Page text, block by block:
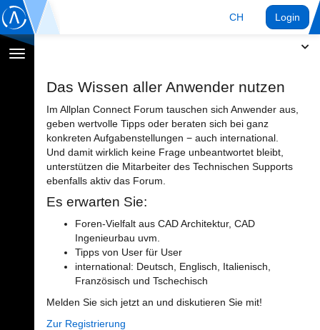
CH Login
Navigation
Das Wissen aller Anwender nutzen
Im Allplan Connect Forum tauschen sich Anwender aus,
geben wertvolle Tipps oder beraten sich bei ganz
konkreten Aufgabenstellungen − auch international.
Und damit wirklich keine Frage unbeantwortet bleibt,
unterstützen die Mitarbeiter des Technischen Supports
ebenfalls aktiv das Forum.
Es erwarten Sie:
Foren-Vielfalt aus CAD Architektur, CAD
Ingenieurbau uvm.
Tipps von User für User
international: Deutsch, Englisch, Italienisch,
Französisch und Tschechisch
Melden Sie sich jetzt an und diskutieren Sie mit!
Zur Registrierung